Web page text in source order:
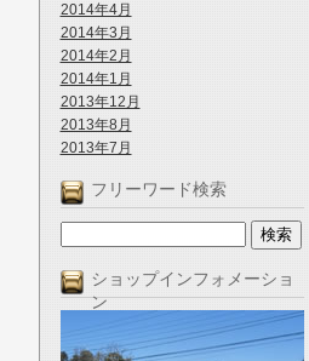
2014年4月
2014年3月
2014年2月
2014年1月
2013年12月
2013年8月
2013年7月
フリーワード検索
ショップインフォメーショ
ン